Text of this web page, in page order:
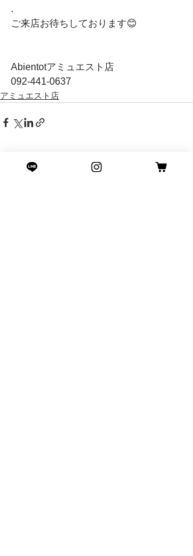
.
ご来店お待ちしております😊
Abientotアミュエスト店
092-441-0637
アミュエスト店
最新記事 すべて表示